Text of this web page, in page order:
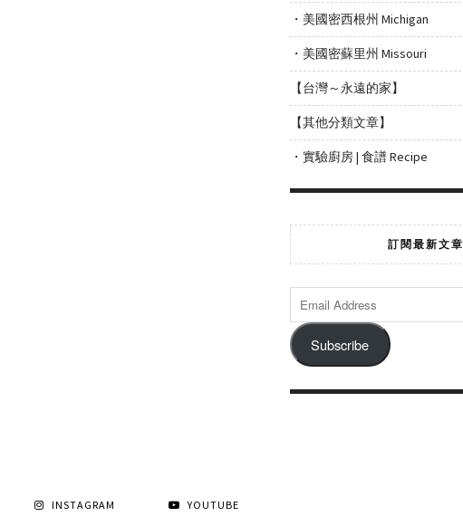
・美國密西根州 Michigan
・美國密蘇里州 Missouri
【台灣～永遠的家】
【其他分類文章】
・實驗廚房 | 食譜 Recipe
訂閱最新文章
Subscribe
INSTAGRAM YOUTUBE